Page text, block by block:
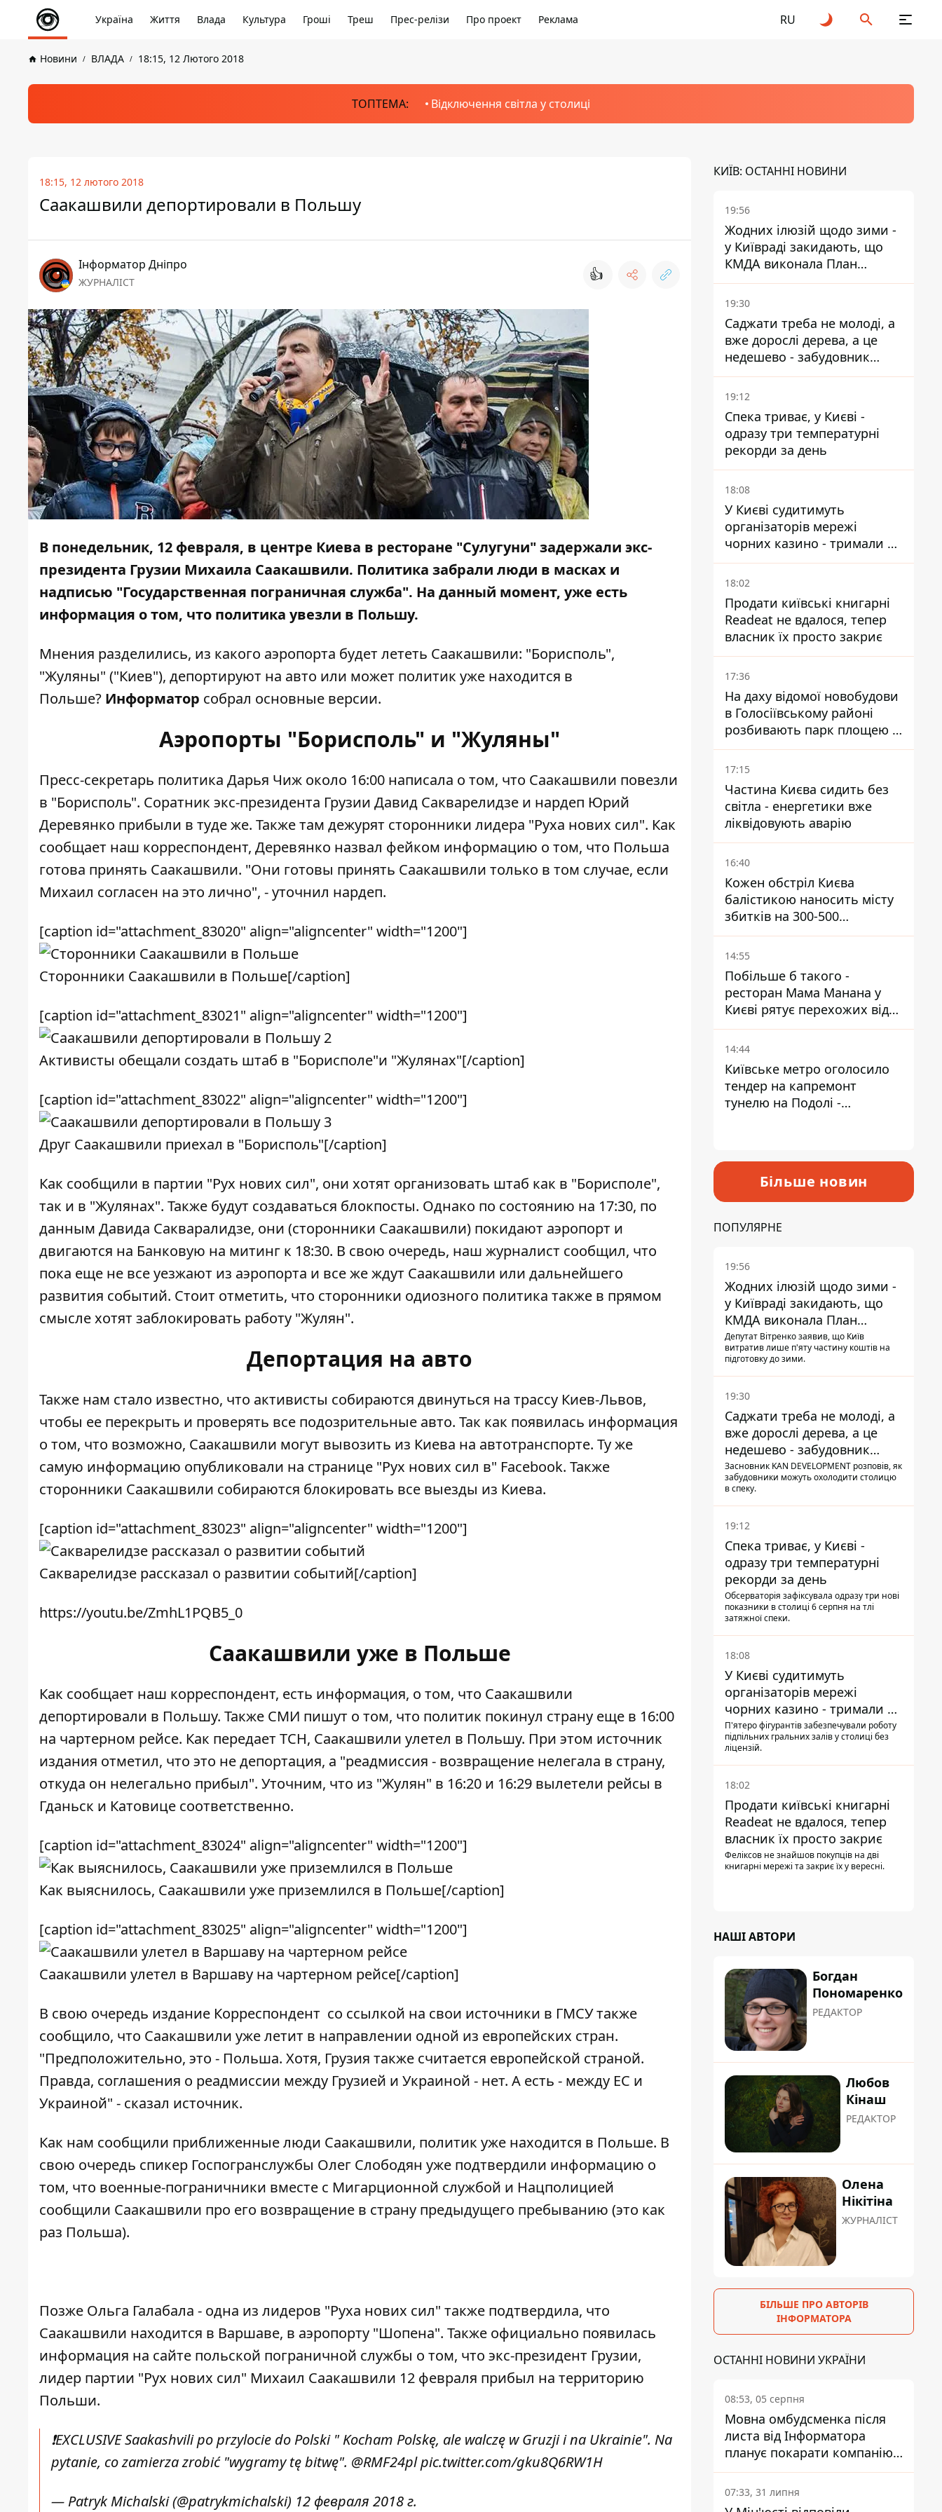
Україна Життя Влада Культура Гроші Треш Прес-релізи Про проект Реклама RU
Новини ВЛАДА 18:15, 12 Лютого 2018
ТОПТЕМА: Відключення світла у столиці
18:15, 12 лютого 2018
Саакашвили депортировали в Польшу
Інформатор Дніпро
ЖУРНАЛІСТ 👍
В понедельник, 12 февраля, в центре Киева в ресторане "Сулугуни" задержали экс-
президента Грузии Михаила Саакашвили. Политика забрали люди в масках и
надписью "Государственная пограничная служба". На данный момент, уже есть
информация о том, что политика увезли в Польшу.
Мнения разделились, из какого аэропорта будет лететь Саакашвили: "Борисполь",
"Жуляны" ("Киев"), депортируют на авто или может политик уже находится в
Польше? Информатор собрал основные версии.
Аэропорты "Борисполь" и "Жуляны"
Пресс-секретарь политика Дарья Чиж около 16:00 написала о том, что Саакашвили повезли
в "Борисполь". Соратник экс-президента Грузии Давид Сакварелидзе и нардеп Юрий
Деревянко прибыли в туде же. Также там дежурят сторонники лидера "Руха нових сил". Как
сообщает наш корреспондент, Деревянко назвал фейком информацию о том, что Польша
готова принять Саакашвили. "Они готовы принять Саакашвили только в том случае, если
Михаил согласен на это лично", - уточнил нардеп.
[caption id="attachment_83020" align="aligncenter" width="1200"]
Сторонники Саакашвили в Польше[/caption]
[caption id="attachment_83021" align="aligncenter" width="1200"]
Активисты обещали создать штаб в "Борисполе"и "Жулянах"[/caption]
[caption id="attachment_83022" align="aligncenter" width="1200"]
Друг Саакашвили приехал в "Борисполь"[/caption]
Как сообщили в партии "Рух нових сил", они хотят организовать штаб как в "Борисполе",
так и в "Жулянах". Также будут создаваться блокпосты. Однако по состоянию на 17:30, по
данным Давида Сакваралидзе, они (сторонники Саакашвили) покидают аэропорт и
двигаются на Банковую на митинг к 18:30. В свою очередь, наш журналист сообщил, что
пока еще не все уезжают из аэропорта и все же ждут Саакашвили или дальнейшего
развития событий. Стоит отметить, что сторонники одиозного политика также в прямом
смысле хотят заблокировать работу "Жулян".
Депортация на авто
Также нам стало известно, что активисты собираются двинуться на трассу Киев-Львов,
чтобы ее перекрыть и проверять все подозрительные авто. Так как появилась информация
о том, что возможно, Саакашвили могут вывозить из Киева на автотранспорте. Ту же
самую информацию опубликовали на странице "Рух нових сил в" Facebook. Также
сторонники Саакашвили собираются блокировать все выезды из Киева.
[caption id="attachment_83023" align="aligncenter" width="1200"]
Сакварелидзе рассказал о развитии событий[/caption]
https://youtu.be/ZmhL1PQB5_0
Саакашвили уже в Польше
Как сообщает наш корреспондент, есть информация, о том, что Саакашвили
депортировали в Польшу. Также СМИ пишут о том, что политик покинул страну еще в 16:00
на чартерном рейсе. Как передает ТСН, Саакашвили улетел в Польшу. При этом источник
издания отметил, что это не депортация, а "реадмиссия - возвращение нелегала в страну,
откуда он нелегально прибыл". Уточним, что из "Жулян" в 16:20 и 16:29 вылетели рейсы в
Гданьск и Катовице соответственно.
[caption id="attachment_83024" align="aligncenter" width="1200"]
Как выяснилось, Саакашвили уже приземлился в Польше[/caption]
[caption id="attachment_83025" align="aligncenter" width="1200"]
Саакашвили улетел в Варшаву на чартерном рейсе[/caption]
В свою очередь издание Корреспондент со ссылкой на свои источники в ГМСУ также
сообщило, что Саакашвили уже летит в направлении одной из европейских стран.
"Предположительно, это - Польша. Хотя, Грузия также считается европейской страной.
Правда, соглашения о реадмиссии между Грузией и Украиной - нет. А есть - между ЕС и
Украиной" - сказал источник.
Как нам сообщили приближенные люди Саакашвили, политик уже находится в Польше. В
свою очередь спикер Госпогранслужбы Олег Слободян уже подтвердили информацию о
том, что военные-пограничники вместе с Мигарционной службой и Нацполицией
сообщили Саакашвили про его возвращение в страну предыдущего пребыванию (это как
раз Польша).
Позже Ольга Галабала - одна из лидеров "Руха нових сил" также подтвердила, что
Саакашвили находится в Варшаве, в аэропорту "Шопена". Также официально появилась
информация на сайте польской пограничной службы о том, что экс-президент Грузии,
лидер партии "Рух нових сил" Михаил Саакашвили 12 февраля прибыл на территорию
Польши.
❗EXCLUSIVE Saakashvili po przylocie do Polski " Kocham Polskę, ale walczę w Gruzji i na Ukrainie". Na
pytanie, co zamierza zrobić "wygramy tę bitwę". @RMF24plpic.twitter.com/gku8Q6RW1H
— Patryk Michalski (@patrykmichalski) 12 февраля 2018 г.
КИЇВ: ОСТАННІ НОВИНИ
19:56
Жодних ілюзій щодо зими -
у Київраді закидають, що
КМДА виконала План
стійкості на 20%
19:30
Саджати треба не молоді, а
вже дорослі дерева, а це
недешево - забудовник
Ніконов
19:12
Спека триває, у Києві -
одразу три температурні
рекорди за день
18:08
У Києві судитимуть
організаторів мережі
чорних казино - тримали 39
закладів
18:02
Продати київські книгарні
Readeat не вдалося, тепер
власник їх просто закриє
17:36
На даху відомої новобудови
в Голосіївському районі
розбивають парк площею в
гектар
17:15
Частина Києва сидить без
світла - енергетики вже
ліквідовують аварію
16:40
Кожен обстріл Києва
балістикою наносить місту
збитків на 300-500
мільйонів - Петро
Пантелеєв
14:55
Побільше б такого -
ресторан Мама Манана у
Києві рятує перехожих від
спеки
14:44
Київське метро оголосило
тендер на капремонт
тунелю на Подолі -
Більше новин
ПОПУЛЯРНЕ
19:56
Жодних ілюзій щодо зими -
у Київраді закидають, що
КМДА виконала План
стійкості на 20%
Депутат Вітренко заявив, що Київ
витратив лише п'яту частину коштів на
підготовку до зими.
19:30
Саджати треба не молоді, а
вже дорослі дерева, а це
недешево - забудовник
Ніконов
Засновник KAN DEVELOPMENT розповів, як
забудовники можуть охолодити столицю
в спеку.
19:12
Спека триває, у Києві -
одразу три температурні
рекорди за день
Обсерваторія зафіксувала одразу три нові
показники в столиці 6 серпня на тлі
затяжної спеки.
18:08
У Києві судитимуть
організаторів мережі
чорних казино - тримали 39
закладів
П'ятеро фігурантів забезпечували роботу
підпільних гральних залів у столиці без
ліцензій.
18:02
Продати київські книгарні
Readeat не вдалося, тепер
власник їх просто закриє
Феліксов не знайшов покупців на дві
книгарні мережі та закриє їх у вересні.
НАШІ АВТОРИ
Богдан
Пономаренко
РЕДАКТОР
Любов
Кінаш
РЕДАКТОР
Олена
Нікітіна
ЖУРНАЛІСТ
БІЛЬШЕ ПРО АВТОРІВ
ІНФОРМАТОРА
ОСТАННІ НОВИНИ УКРАЇНИ
08:53, 05 серпня
Мовна омбудсменка після
листа від Інформатора
планує покарати компанію-
підрядника ПриватБанку
07:33, 31 липня